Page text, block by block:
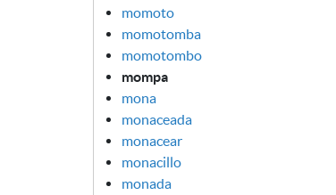
momoto
momotomba
momotombo
mompa
mona
monaceada
monacear
monacillo
monada